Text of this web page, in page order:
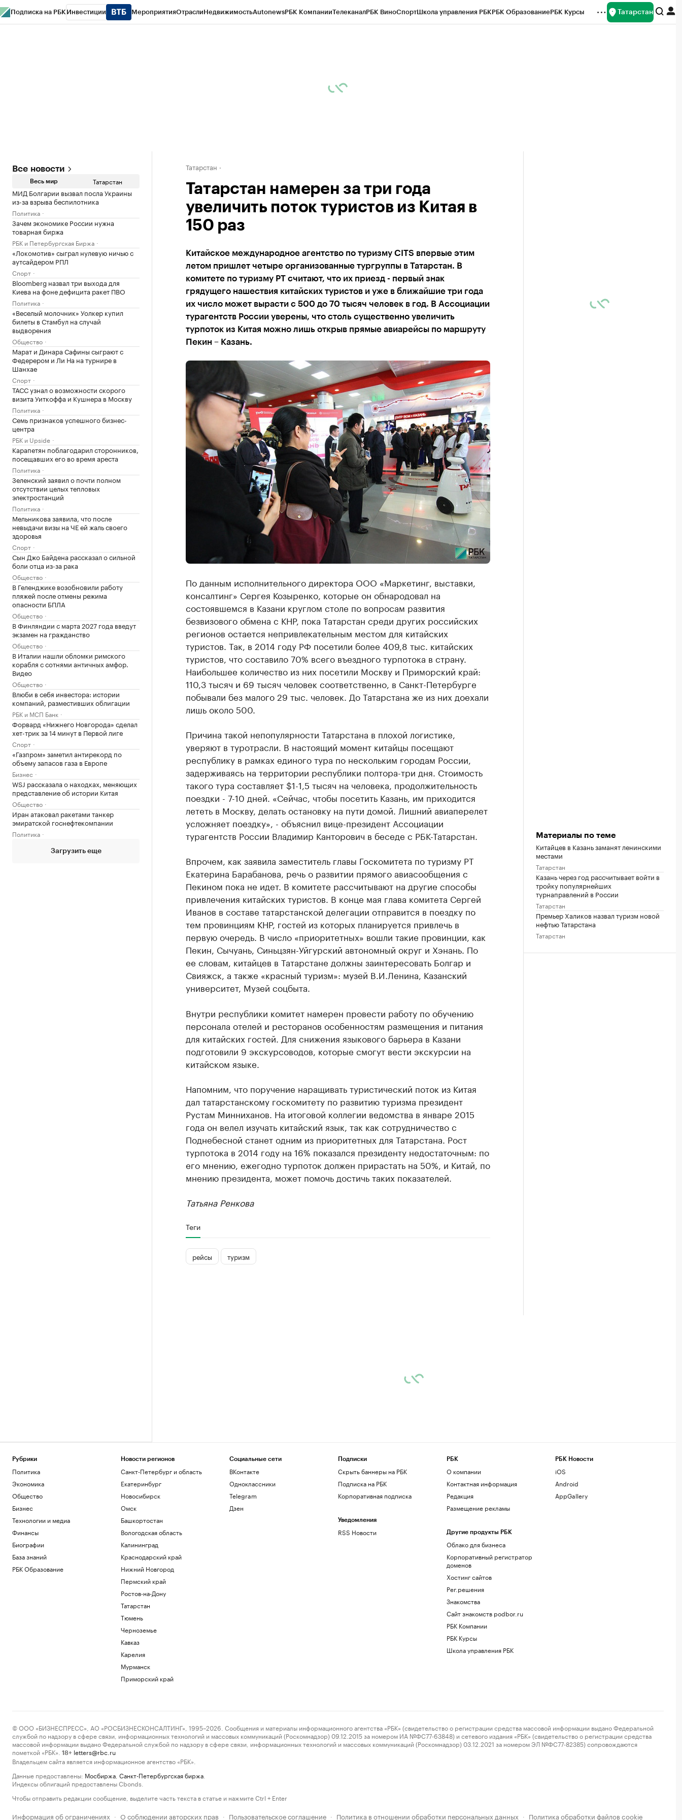
Подписка на РБК Инвестиции МероприятияОтраслиНедвижимостьAutonewsРБК КомпанииТелеканалРБК ВиноСпортШкола управления РБКРБК ОбразованиеРБК Курсы Татарстан
Все новости
Весь мир Татарстан
МИД Болгарии вызвал посла Украины
из-за взрыва беспилотника
Политика
Зачем экономике России нужна
товарная биржа
РБК и Петербургская Биржа
«Локомотив» сыграл нулевую ничью с
аутсайдером РПЛ
Спорт
Bloomberg назвал три выхода для
Киева на фоне дефицита ракет ПВО
Политика
«Веселый молочник» Уолкер купил
билеты в Стамбул на случай
выдворения
Общество
Марат и Динара Сафины сыграют с
Федерером и Ли На на турнире в
Шанхае
Спорт
ТАСС узнал о возможности скорого
визита Уиткоффа и Кушнера в Москву
Политика
Семь признаков успешного бизнес-
центра
РБК и Upside
Карапетян поблагодарил сторонников,
посещавших его во время ареста
Политика
Зеленский заявил о почти полном
отсутствии целых тепловых
электростанций
Политика
Мельникова заявила, что после
невыдачи визы на ЧЕ ей жаль своего
здоровья
Спорт
Сын Джо Байдена рассказал о сильной
боли отца из-за рака
Общество
В Геленджике возобновили работу
пляжей после отмены режима
опасности БПЛА
Общество
В Финляндии с марта 2027 года введут
экзамен на гражданство
Общество
В Италии нашли обломки римского
корабля с сотнями античных амфор.
Видео
Общество
Влюби в себя инвестора: истории
компаний, разместивших облигации
РБК и МСП Банк
Форвард «Нижнего Новгорода» сделал
хет-трик за 14 минут в Первой лиге
Спорт
«Газпром» заметил антирекорд по
объему запасов газа в Европе
Бизнес
WSJ рассказала о находках, меняющих
представление об истории Китая
Общество
Иран атаковал ракетами танкер
эмиратской госнефтекомпании
Политика
Загрузить еще
Татарстан
Татарстан намерен за три года
увеличить поток туристов из Китая в
150 раз
Китайское международное агентство по туризму CITS впервые этим
летом пришлет четыре организованные тургруппы в Татарстан. В
комитете по туризму РТ считают, что их приезд - первый знак
грядущего нашествия китайских туристов и уже в ближайшие три года
их число может вырасти с 500 до 70 тысяч человек в год. В Ассоциации
турагентств России уверены, что столь существенно увеличить
турпоток из Китая можно лишь открыв прямые авиарейсы по маршруту
Пекин – Казань.
По данным исполнительного директора ООО «Маркетинг, выставки,
консалтинг» Сергея Козыренко, которые он обнародовал на
состоявшемся в Казани круглом столе по вопросам развития
безвизового обмена с КНР, пока Татарстан среди других российских
регионов остается непривлекательным местом для китайских
туристов. Так, в 2014 году РФ посетили более 409,8 тыс. китайских
туристов, что составило 70% всего въездного турпотока в страну.
Наибольшее количество из них посетили Москву и Приморский край:
110,3 тысяч и 69 тысяч человек соответственно, в Санкт-Петербурге
побывали без малого 29 тыс. человек. До Татарстана же из них доехали
лишь около 500.
Причина такой непопулярности Татарстана в плохой логистике,
уверяют в туротрасли. В настоящий момент китайцы посещают
республику в рамках единого тура по нескольким городам России,
задерживаясь на территории республики полтора-три дня. Стоимость
такого тура составляет $1-1,5 тысяч на человека, продолжительность
поездки - 7-10 дней. «Сейчас, чтобы посетить Казань, им приходится
лететь в Москву, делать остановку на пути домой. Лишний авиаперелет
усложняет поездку», - объяснил вице-президент Ассоциации
турагентств России Владимир Канторович в беседе с РБК-Татарстан.
Впрочем, как заявила заместитель главы Госкомитета по туризму РТ
Екатерина Барабанова, речь о развитии прямого авиасообщения с
Пекином пока не идет. В комитете рассчитывают на другие способы
привлечения китайских туристов. В конце мая глава комитета Сергей
Иванов в составе татарстанской делегации отправится в поездку по
тем провинциям КНР, гостей из которых планируется привлечь в
первую очередь. В число «приоритетных» вошли такие провинции, как
Пекин, Сычуань, Синьцзян-Уйгурский автономный округ и Хэнань. По
ее словам, китайцев в Татарстане должны заинтересовать Болгар и
Свияжск, а также «красный туризм»: музей В.И.Ленина, Казанский
университет, Музей соцбыта.
Внутри республики комитет намерен провести работу по обучению
персонала отелей и ресторанов особенностям размещения и питания
для китайских гостей. Для снижения языкового барьера в Казани
подготовили 9 экскурсоводов, которые смогут вести экскурсии на
китайском языке.
Напомним, что поручение наращивать туристический поток из Китая
дал татарстанскому госкомитету по развитию туризма президент
Рустам Минниханов. На итоговой коллегии ведомства в январе 2015
года он велел изучать китайский язык, так как сотрудничество с
Поднебесной станет одним из приоритетных для Татарстана. Рост
турпотока в 2014 году на 16% показался президенту недостаточным: по
его мнению, ежегодно турпоток должен прирастать на 50%, и Китай, по
мнению президента, может помочь достичь таких показателей.
Татьяна Ренкова
Теги
рейсы туризм
Материалы по теме
Китайцев в Казань заманят ленинскими
местами
Татарстан
Казань через год рассчитывает войти в
тройку популярнейших
турнаправлений в России
Татарстан
Премьер Халиков назвал туризм новой
нефтью Татарстана
Татарстан
Рубрики
Политика
Экономика
Общество
Бизнес
Технологии и медиа
Финансы
Биографии
База знаний
РБК Образование
Новости регионов
Санкт-Петербург и область
Екатеринбург
Новосибирск
Омск
Башкортостан
Вологодская область
Калининград
Краснодарский край
Нижний Новгород
Пермский край
Ростов-на-Дону
Татарстан
Тюмень
Черноземье
Кавказ
Карелия
Мурманск
Приморский край
Социальные сети
ВКонтакте
Одноклассники
Telegram
Дзен
Подписки
Скрыть баннеры на РБК
Подписка на РБК
Корпоративная подписка
Уведомления
RSS Новости
РБК
О компании
Контактная информация
Редакция
Размещение рекламы
Другие продукты РБК
Облако для бизнеса
Корпоративный регистратор
доменов
Хостинг сайтов
Рег.решения
Знакомства
Сайт знакомств podbor.ru
РБК Компании
РБК Курсы
Школа управления РБК
РБК Новости
iOS
Android
AppGallery
© ООО «БИЗНЕСПРЕСС», АО «РОСБИЗНЕСКОНСАЛТИНГ», 1995–2026. Сообщения и материалы информационного агентства «РБК» (свидетельство о регистрации средства массовой информации выдано Федеральной
службой по надзору в сфере связи, информационных технологий и массовых коммуникаций (Роскомнадзор) 09.12.2015 за номером ИА №ФС77-63848) и сетевого издания «РБК» (свидетельство о регистрации средства
массовой информации выдано Федеральной службой по надзору в сфере связи, информационных технологий и массовых коммуникаций (Роскомнадзор) 03.12.2021 за номером ЭЛ №ФС77-82385) сопровождаются
пометкой «РБК».
18+ letters@rbc.ru
Владельцем сайта является информационное агентство «РБК».
Данные предоставлены: Мосбиржа Санкт-Петербургская биржа
Индексы облигаций предоставлены Cbonds.
Чтобы отправить редакции сообщение, выделите часть текста в статье и нажмите Ctrl + Enter
Информация об ограничениях · О соблюдении авторских прав · Пользовательское соглашение · Политика в отношении обработки персональных данных · Политика обработки файлов cookie